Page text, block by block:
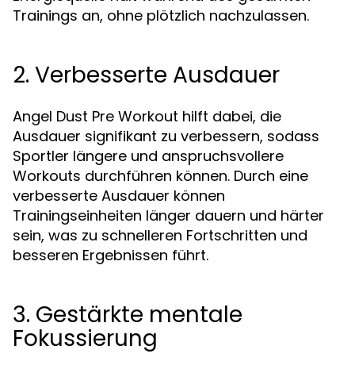
Trainings an, ohne plötzlich nachzulassen.
2. Verbesserte Ausdauer
Angel Dust Pre Workout hilft dabei, die
Ausdauer signifikant zu verbessern, sodass
Sportler längere und anspruchsvollere
Workouts durchführen können. Durch eine
verbesserte Ausdauer können
Trainingseinheiten länger dauern und härter
sein, was zu schnelleren Fortschritten und
besseren Ergebnissen führt.
3. Gestärkte mentale
Fokussierung